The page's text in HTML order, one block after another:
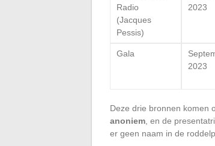
Radio
(Jacques
Pessis)
2023
Gala
2023
Deze drie bronnen komen
anoniem , en de
er geen naam in de